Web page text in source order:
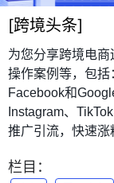
[跨境头条]
为您分享跨境电商
操作案例等，包括
Facebook和
Instagram、
推广引流，快速涨
栏目：